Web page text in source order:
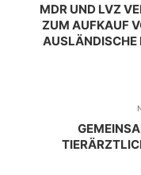
MDR UND LVZ
ZUM AUFKAUF
AUSLÄNDISCHE